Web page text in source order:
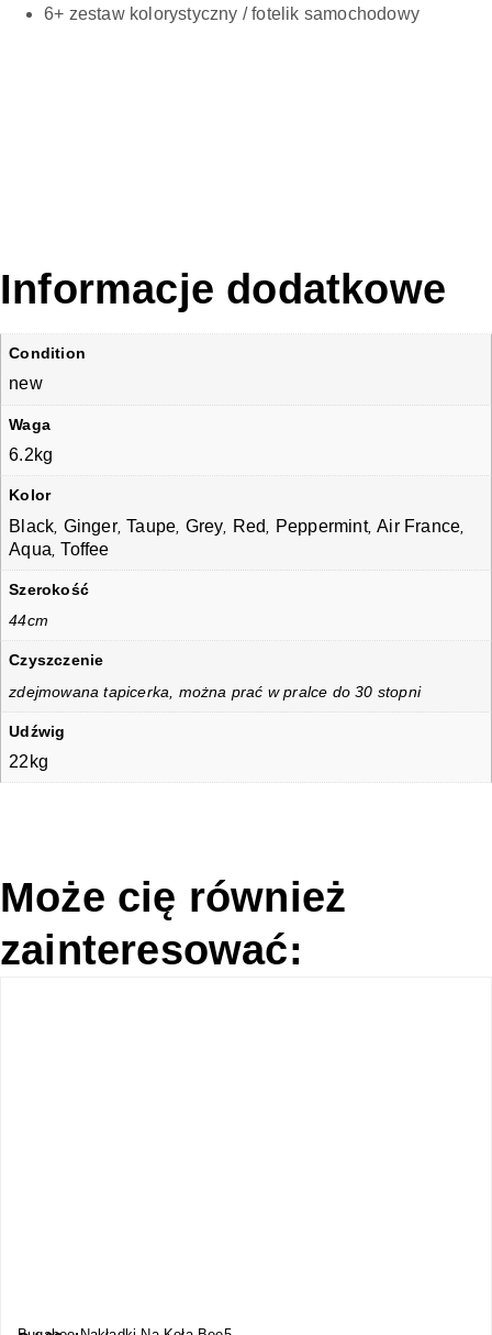
6+ zestaw kolorystyczny / fotelik samochodowy
Informacje dodatkowe
Condition
new
Waga
6.2kg
Kolor
Black Ginger,Taupe Grey Red Peppermint,Air France
Aqua ,Toffee
Szerokość
44cm
Czyszczenie
zdejmowana tapicerka, można prać w pralce do 30 stopni
Udźwig
22kg
Może cię również
zainteresować: